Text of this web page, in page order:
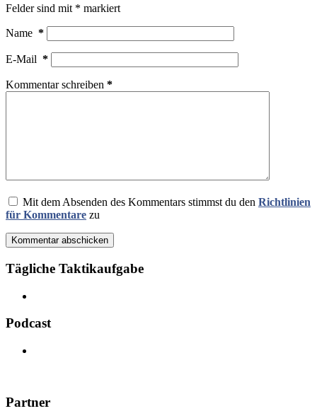
Felder sind mit * markiert
Name *
E-Mail *
Kommentar schreiben *
Mit dem Absenden des Kommentars stimmst du den Richtlinien
für Kommentare zu
Kommentar abschicken
Tägliche Taktikaufgabe
Podcast
Partner